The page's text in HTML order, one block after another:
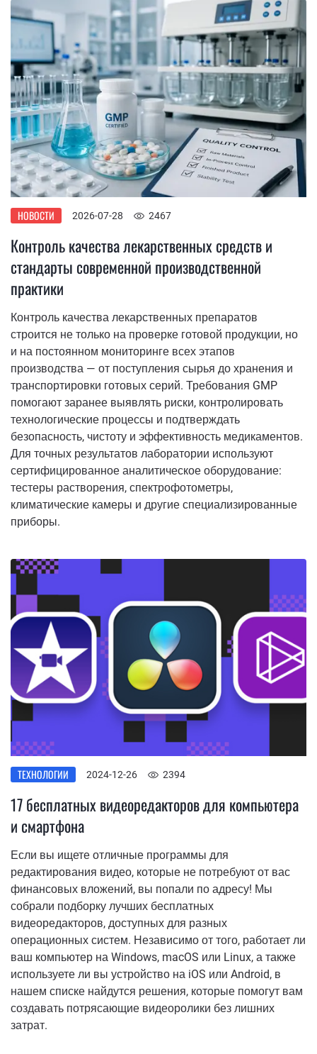
НОВОСТИ 2026-07-28 2467
Контроль качества лекарственных средств и
стандарты современной производственной
практики
Контроль качества лекарственных препаратов
строится не только на проверке готовой продукции, но
и на постоянном мониторинге всех этапов
производства — от поступления сырья до хранения и
транспортировки готовых серий. Требования GMP
помогают заранее выявлять риски, контролировать
технологические процессы и подтверждать
безопасность, чистоту и эффективность медикаментов.
Для точных результатов лаборатории используют
сертифицированное аналитическое оборудование:
тестеры растворения, спектрофотометры,
климатические камеры и другие специализированные
приборы.
ТЕХНОЛОГИИ 2024-12-26 2394
17 бесплатных видеоредакторов для компьютера
и смартфона
Если вы ищете отличные программы для
редактирования видео, которые не потребуют от вас
финансовых вложений, вы попали по адресу! Мы
собрали подборку лучших бесплатных
видеоредакторов, доступных для разных
операционных систем. Независимо от того, работает ли
ваш компьютер на Windows, macOS или Linux, а также
используете ли вы устройство на iOS или Android, в
нашем списке найдутся решения, которые помогут вам
создавать потрясающие видеоролики без лишних
затрат.